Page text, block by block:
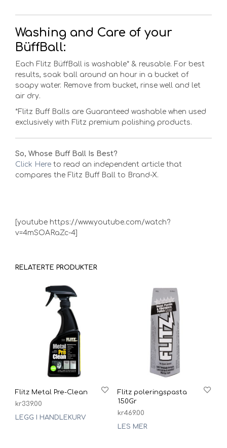
Washing and Care of your
BüffBall:
Each Flitz BüffBall is washable* & reusable. For best
results, soak ball around an hour in a bucket of
soapy water. Remove from bucket, rinse well and let
air dry.
*Flitz Buff Balls are Guaranteed washable when used
exclusively with Flitz premium polishing products.
So, Whose Buff Ball Is Best?
Click Here to read an independent article that
compares the Flitz Buff Ball to Brand-X.
[youtube https://www.youtube.com/watch?
v=4mSOARaZc-4]
RELATERTE PRODUKTER
Flitz Metal Pre-Clean
kr339.00
LEGG I HANDLEKURV
Flitz poleringspasta
150Gr
kr469.00
LES MER